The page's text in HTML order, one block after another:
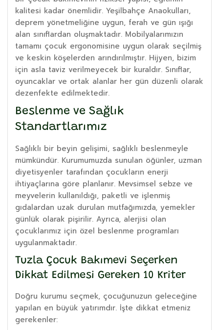
kalitesi kadar önemlidir. Yeşilbahçe Anaokulları,
deprem yönetmeliğine uygun, ferah ve gün ışığı
alan sınıflardan oluşmaktadır. Mobilyalarımızın
tamamı çocuk ergonomisine uygun olarak seçilmiş
ve keskin köşelerden arındırılmıştır. Hijyen, bizim
için asla taviz verilmeyecek bir kuraldır. Sınıflar,
oyuncaklar ve ortak alanlar her gün düzenli olarak
dezenfekte edilmektedir.
Beslenme ve Sağlık
Standartlarımız
Sağlıklı bir beyin gelişimi, sağlıklı beslenmeyle
mümkündür. Kurumumuzda sunulan öğünler, uzman
diyetisyenler tarafından çocukların enerji
ihtiyaçlarına göre planlanır. Mevsimsel sebze ve
meyvelerin kullanıldığı, paketli ve işlenmiş
gıdalardan uzak durulan mutfağımızda, yemekler
günlük olarak pişirilir. Ayrıca, alerjisi olan
çocuklarımız için özel beslenme programları
uygulanmaktadır.
Tuzla Çocuk Bakımevi Seçerken
Dikkat Edilmesi Gereken 10 Kriter
Doğru kurumu seçmek, çocuğunuzun geleceğine
yapılan en büyük yatırımdır. İşte dikkat etmeniz
gerekenler: